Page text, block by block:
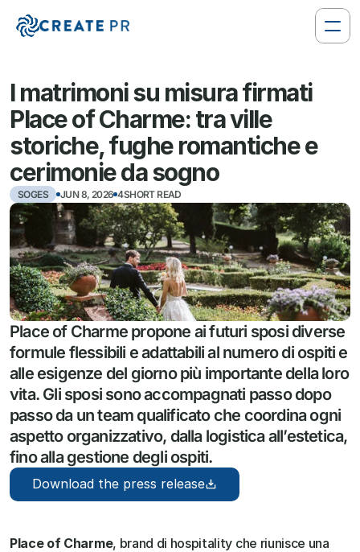
I matrimoni su misura firmati
Place of Charme: tra ville
storiche, fughe romantiche e
cerimonie da sogno
SOGES JUN 8, 2026 4SHORT READ
Place of Charme propone ai futuri sposi diverse
formule flessibili e adattabili al numero di ospiti e
alle esigenze del giorno più importante della loro
vita. Gli sposi sono accompagnati passo dopo
passo da un team qualificato che coordina ogni
aspetto organizzativo, dalla logistica all’estetica,
fino alla gestione degli ospiti.
Download the press release
Place of Charme, brand di hospitality che riunisce una